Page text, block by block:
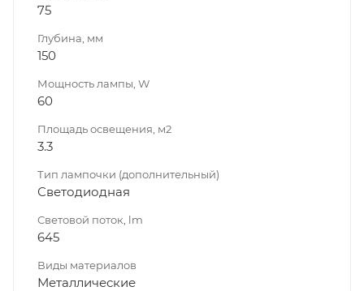
75
Глубина, мм
150
Мощность лампы, W
60
Площадь освещения, м2
3.3
Тип лампочки (дополнительный)
Светодиодная
Световой поток, lm
645
Виды материалов
Металлические